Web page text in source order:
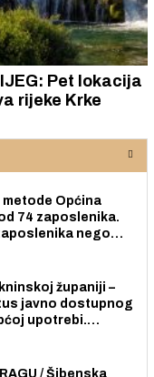
Pet lokacija
rijeke Krke
Općina
74 zaposlenika.
nego
županiji –
javno dostupnog
upotrebi.
/ Šibenska